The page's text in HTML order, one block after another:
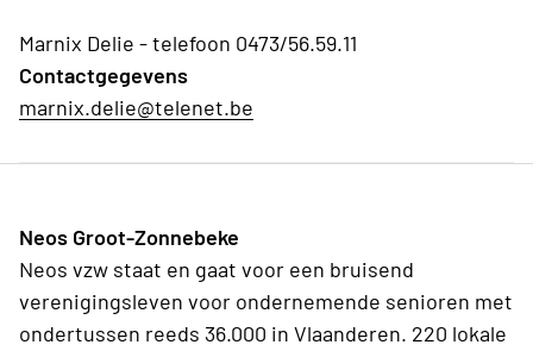
Marnix Delie - telefoon 0473/56.59.11
Contactgegevens
marnix.delie@telenet.be
Neos Groot-Zonnebeke
Neos vzw staat en gaat voor een bruisend
verenigingsleven voor ondernemende senioren met
ondertussen reeds 36.000 in Vlaanderen. 220 lokale